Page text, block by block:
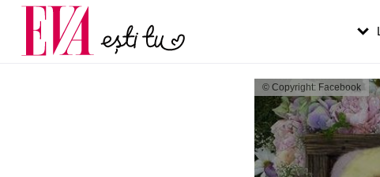
© Copyright: Facebook
Carieră
Actualitate
pe măsură ce înaintezi